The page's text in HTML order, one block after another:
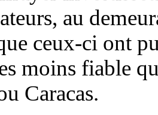
au
ceux-ci ont
moins fiable
Caracas.